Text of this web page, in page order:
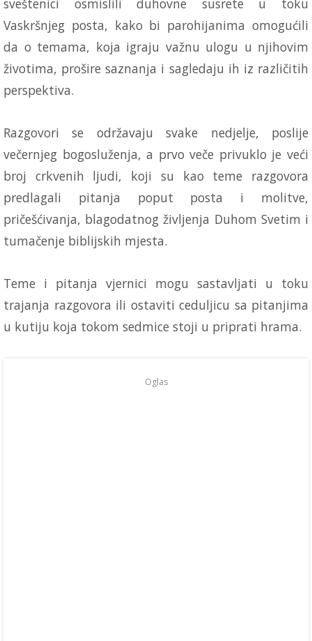
sveštenici osmislili duhovne susrete u toku
Vaskršnjeg posta, kako bi parohijanima omogućili
da o temama, koja igraju važnu ulogu u njihovim
životima, prošire saznanja i sagledaju ih iz različitih
perspektiva.
Razgovori se održavaju svake nedjelje, poslije
večernjeg bogosluženja, a prvo veče privuklo je veći
broj crkvenih ljudi, koji su kao teme razgovora
predlagali pitanja poput posta i molitve,
pričešćivanja, blagodatnog življenja Duhom Svetim i
tumačenje biblijskih mjesta.
Teme i pitanja vjernici mogu sastavljati u toku
trajanja razgovora ili ostaviti ceduljicu sa pitanjima
u kutiju koja tokom sedmice stoji u priprati hrama.
Oglas